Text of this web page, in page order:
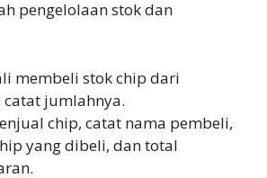
pengelolaan stok dan
membeli stok chip dari
jumlahnya.
chip, catat nama pembeli,
yang dibeli, dan total